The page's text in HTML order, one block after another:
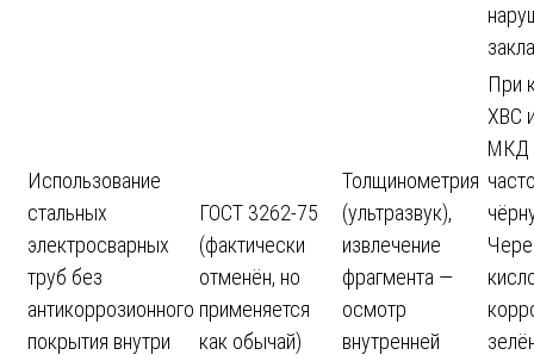
Использование
стальных
электросварных
труб без
антикоррозионного
покрытия внутри
ГОСТ 3262-75
(фактически
отменён, но
применяется
как обычай)
Толщинометрия
(ультразвук),
извлечение
фрагмента —
осмотр
внутренней
При
ХВС
МКД